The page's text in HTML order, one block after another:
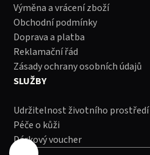
Výměna a vrácení zboží
Obchodní podmínky
Doprava a platba
Reklamační řád
Zásady ochrany osobních údajů
SLUŽBY
Udržitelnost životního prostředí
Péče o kůži
Dárkový voucher